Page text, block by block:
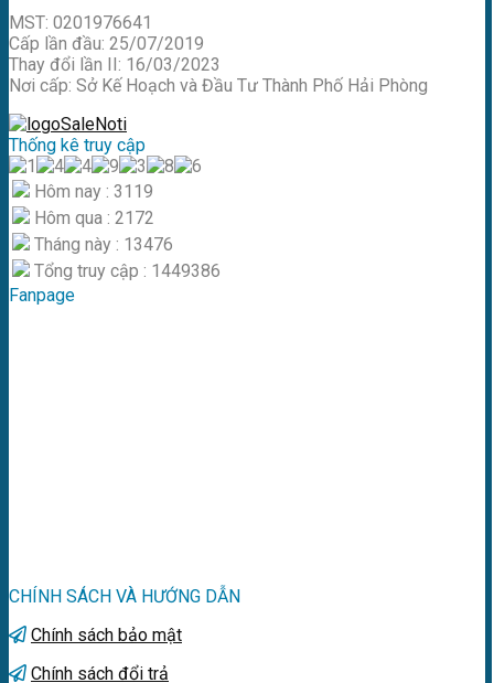
MST: 0201976641
Cấp lần đầu: 25/07/2019
Thay đổi lần II: 16/03/2023
Nơi cấp: Sở Kế Hoạch và Đầu Tư Thành Phố Hải Phòng
Thống kê truy cập
Hôm nay : 3119
Hôm qua : 2172
Tháng này : 13476
Tổng truy cập : 1449386
Fanpage
CHÍNH SÁCH VÀ HƯỚNG DẪN
Chính sách bảo mật
Chính sách đổi trả